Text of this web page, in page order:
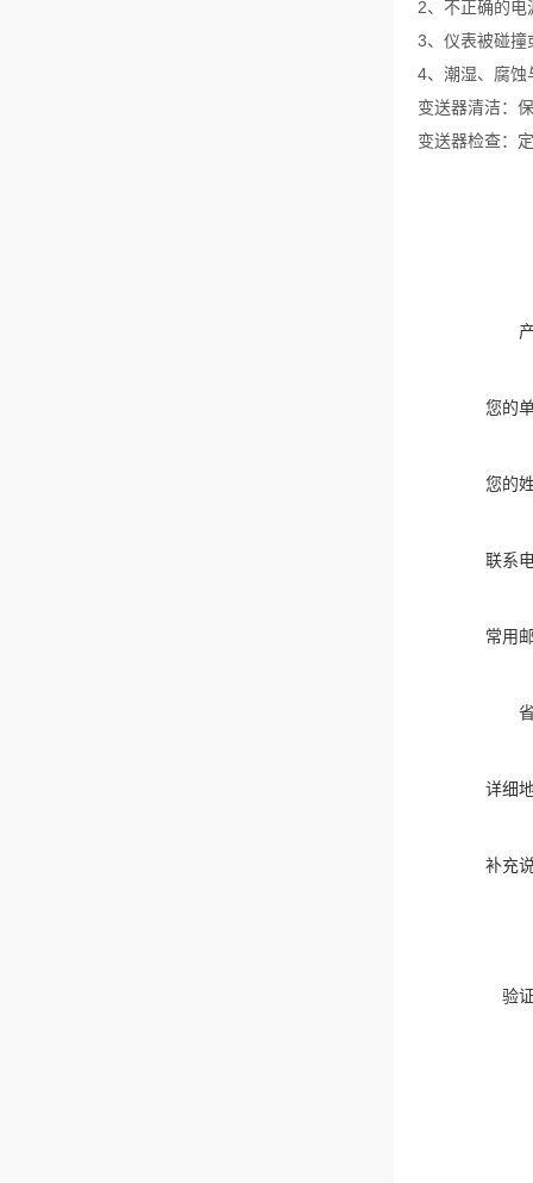
2、不正确的
3、仪表被碰撞
4、潮湿、腐蚀
变送器清洁：
变送器检查：
您的
您的
联系
常用
详细
补充
验